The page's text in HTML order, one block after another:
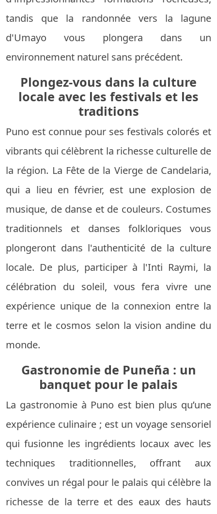
tandis que la randonnée vers la lagune
d'Umayo vous plongera dans un
environnement naturel sans précédent.
Plongez-vous dans la culture
locale avec les festivals et les
traditions
Puno est connue pour ses festivals colorés et
vibrants qui célèbrent la richesse culturelle de
la région. La Fête de la Vierge de Candelaria,
qui a lieu en février, est une explosion de
musique, de danse et de couleurs. Costumes
traditionnels et danses folkloriques vous
plongeront dans l'authenticité de la culture
locale. De plus, participer à l'Inti Raymi, la
célébration du soleil, vous fera vivre une
expérience unique de la connexion entre la
terre et le cosmos selon la vision andine du
monde.
Gastronomie de Puneña : un
banquet pour le palais
La gastronomie à Puno est bien plus qu’une
expérience culinaire ; est un voyage sensoriel
qui fusionne les ingrédients locaux avec les
techniques traditionnelles, offrant aux
convives un régal pour le palais qui célèbre la
richesse de la terre et des eaux des hauts